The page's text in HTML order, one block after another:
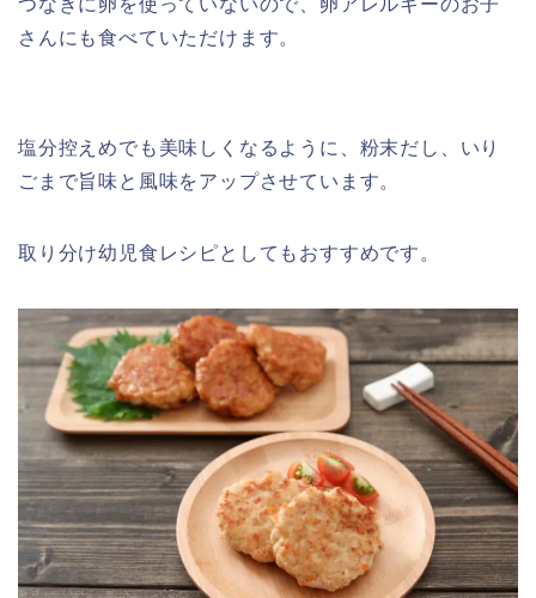
さんにも食べていただけます。
塩分控えめでも美味しくなるように、粉末だし、いり
ごまで旨味と風味をアップさせています。
取り分け幼児食レシピとしてもおすすめです。